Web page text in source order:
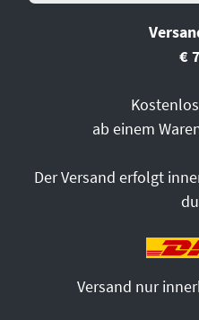
€
ab einem
Der Versand erfolgt
Versand nur